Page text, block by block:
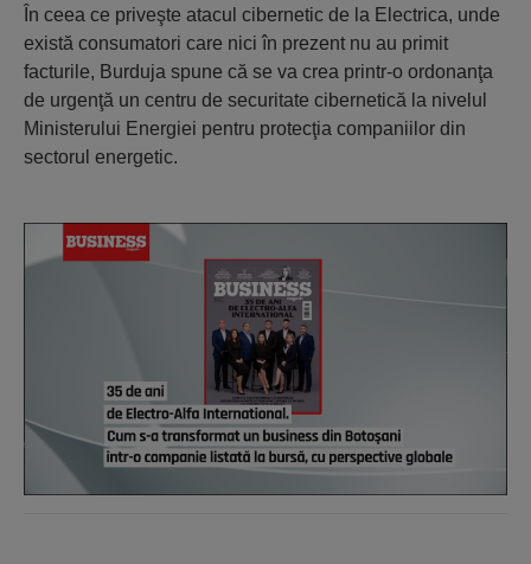
În ceea ce priveşte atacul cibernetic de la Electrica, unde
există consumatori care nici în prezent nu au primit
facturile, Burduja spune că se va crea printr-o ordonanţa
de urgenţă un centru de securitate cibernetică la nivelul
Ministerului Energiei pentru protecţia companiilor din
sectorul energetic.